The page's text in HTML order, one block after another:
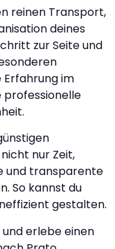
reinen Transport,
deines
zur Seite und
Erfahrung im
professionelle
nur Zeit,
und transparente
So kannst du
gestalten.
erlebe einen